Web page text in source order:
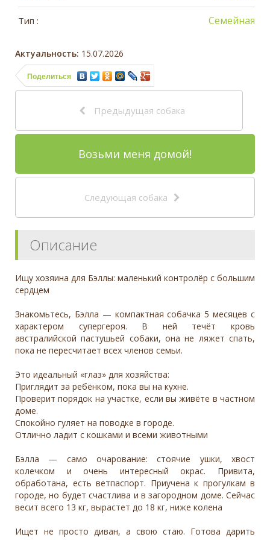
Тип : Семейная
Актуальность: 15.07.2026
Поделиться
Предыдущая собака
Возьми меня домой!
Следующая собака
Описание
Ищу хозяина для Бэллы: маленький контролёр с большим
сердцем
Знакомьтесь, Бэлла — компактная собачка 5 месяцев с
характером супергероя. В ней течёт кровь
австралийской пастушьей собаки, она не ляжет спать,
пока не пересчитает всех членов семьи.
Это идеальный «глаз» для хозяйства:
Приглядит за ребёнком, пока вы на кухне.
Проверит порядок на участке, если вы живёте в частном
доме.
Спокойно гуляет на поводке в городе.
Отлично ладит с кошками и всеми животными
Бэлла — само очарование: стоячие ушки, хвост
колечком и очень интересный окрас. Привита,
обработана, есть ветпаспорт. Приучена к прогулкам в
городе, но будет счастлива и в загородном доме. Сейчас
весит всего 13 кг, вырастет до 18 кг, ниже колена
Ищет не просто диван, а свою стаю. Готова дарить